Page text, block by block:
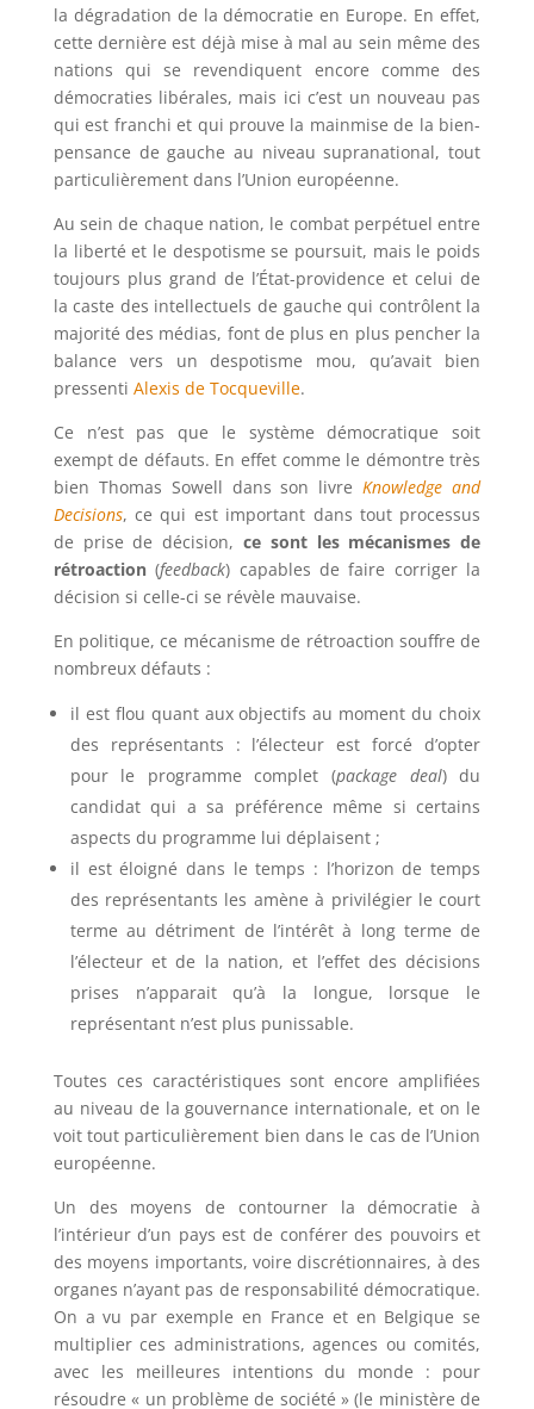
la dégradation de la démocratie en Europe. En effet,
cette dernière est déjà mise à mal au sein même des
nations qui se revendiquent encore comme des
démocraties libérales, mais ici c’est un nouveau pas
qui est franchi et qui prouve la mainmise de la bien-
pensance de gauche au niveau supranational, tout
particulièrement dans l’Union européenne.
Au sein de chaque nation, le combat perpétuel entre
la liberté et le despotisme se poursuit, mais le poids
toujours plus grand de l’État-providence et celui de
la caste des intellectuels de gauche qui contrôlent la
majorité des médias, font de plus en plus pencher la
balance vers un despotisme mou, qu’avait bien
pressenti Alexis de Tocqueville.
Ce n’est pas que le système démocratique soit
exempt de défauts. En effet comme le démontre très
bien Thomas Sowell dans son livre Knowledge and
Decisions, ce qui est important dans tout processus
de prise de décision, ce sont les mécanismes de
rétroaction(feedback) capables de faire corriger la
décision si celle-ci se révèle mauvaise.
En politique, ce mécanisme de rétroaction souffre de
nombreux défauts :
il est flou quant aux objectifs au moment du choix
des représentants : l’électeur est forcé d’opter
pour le programme complet (package deal) du
candidat qui a sa préférence même si certains
aspects du programme lui déplaisent ;
il est éloigné dans le temps : l’horizon de temps
des représentants les amène à privilégier le court
terme au détriment de l’intérêt à long terme de
l’électeur et de la nation, et l’effet des décisions
prises n’apparait qu’à la longue, lorsque le
représentant n’est plus punissable.
Toutes ces caractéristiques sont encore amplifiées
au niveau de la gouvernance internationale, et on le
voit tout particulièrement bien dans le cas de l’Union
européenne.
Un des moyens de contourner la démocratie à
l’intérieur d’un pays est de conférer des pouvoirs et
des moyens importants, voire discrétionnaires, à des
organes n’ayant pas de responsabilité démocratique.
On a vu par exemple en France et en Belgique se
multiplier ces administrations, agences ou comités,
avec les meilleures intentions du monde : pour
résoudre « un problème de société » (le ministère de